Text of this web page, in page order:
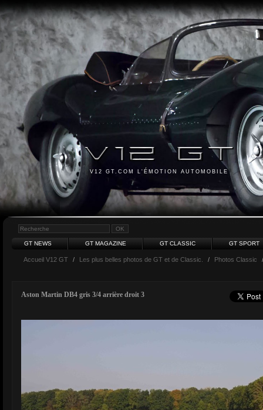
V12 GT.COM L'ÉMOTION AUTOMOBILE
GT NEWS GT MAGAZINE GT CLASSIC GT SPORT
Accueil V12 GT / Les plus belles photos de GT et de Classic. / Photos Classic
Aston Martin DB4 gris 3/4 arrière droit 3